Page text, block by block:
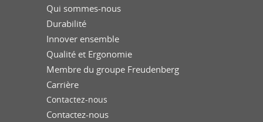
Qui sommes-nous
Durabilité
Innover ensemble
Qualité et Ergonomie
Membre du groupe Freudenberg
Carrière
Contactez-nous
Contactez-nous